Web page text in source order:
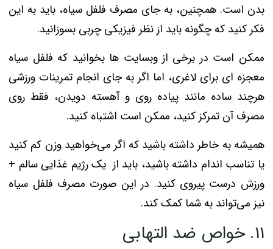
بدن است. همچنین، به جای مصرف فلفل سیاه، باید به این
فکر کنید که چگونه باید از نظر فیزیکی چربی بسوزانید.
ممکن است در برخی از وبسایت ها بخوانید که فلفل سیاه
معجزه ای برای لاغری، اما اگر به جای انجام تمرینات ورزشی
هرچند ساده مانند پیاده روی و آهسته دویدن، فقط روی
مصرف آن تمرکز کنید، ممکن است اشتباه کنید.
همیشه به خاطر داشته باشید که اگر می‌خواهید وزن کم کنید
یا تناسب اندام داشته باشید، باید از یک رژیم غذایی سالم +
ورزش درست پیروی کنید. در این صورت مصرف فلفل سیاه
نیز می‌تواند به شما کمک کند.
۱۱. خواص ضد التهابی